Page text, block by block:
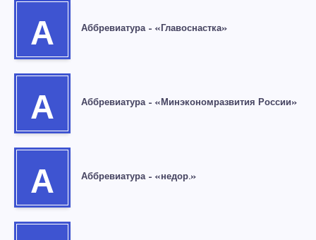
А Аббревиатура – «Главоснастка»
А Аббревиатура – «Минэкономразвития России»
А Аббревиатура – «недор.»